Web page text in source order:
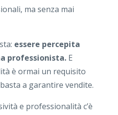
ma senza mai
essere percepita
professionista. E
è ormai un requisito
a garantire vendite.
e professionalità c’è